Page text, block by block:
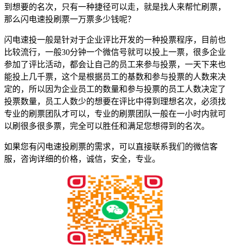
到想要的名次，只有一种捷径可以走，就是找人来帮忙刷票，
那么闪电速投刷票一万票多少钱呢？
闪电速投一般是针对于企业评比开发的一种投票程序，目前也
比较流行，一般30分钟一个微信号就可以投上一票，很多企业
参加了评比活动，都会让自己的员工来参与投票，一天下来也
能投上几千票，这个是根据员工的基数和参与投票的人数来决
定的，所以因为企业员工的数量和参与投票的员工人数决定了
投票数量，员工人数少的想要在评比中得到理想名次，必须找
专业的刷票团队才可以，专业的刷票团队一般在一小时内就可
以刷很多很多票，完全可以胜任和满足您想得到的名次。
如果您有闪电速投刷票的需求，可以直接联系我们的微信客
服，咨询详细的价格，诚信，安全，专业。